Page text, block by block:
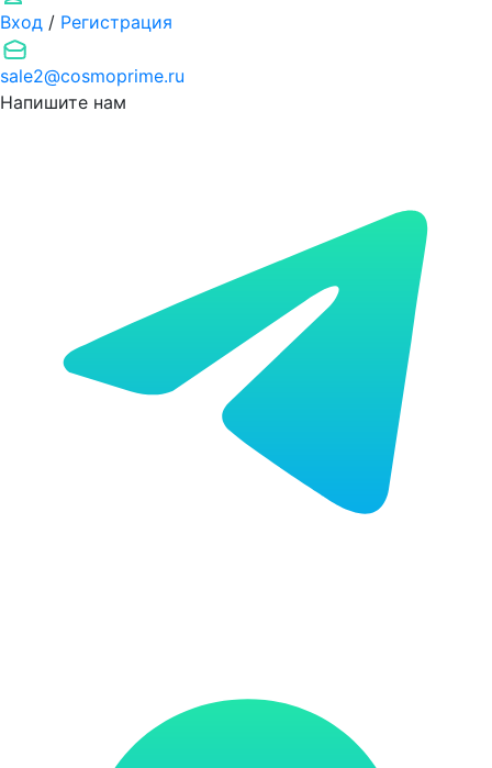
Вход / Регистрация
sale2@cosmoprime.ru
Напишите нам